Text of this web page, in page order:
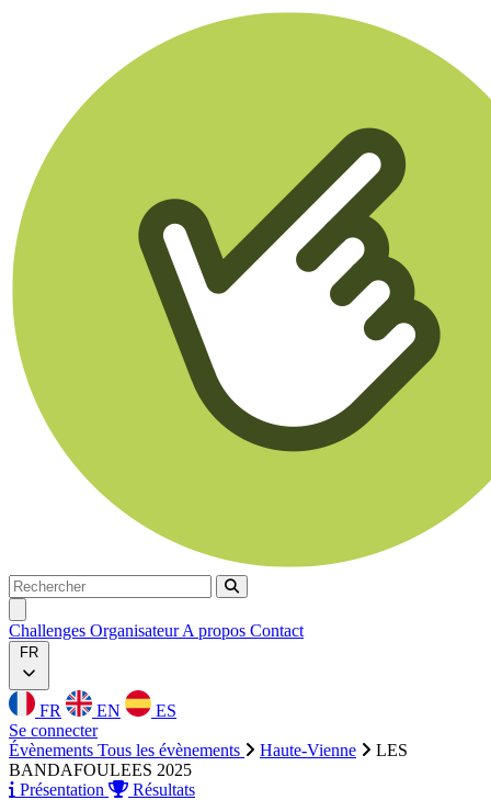
Rechercher
Rechercher
Challenges OrganisateurA propos Contact
FR
FR EN
ES
Se connecter
Évènements Tous les évènements Haute-Vienne
LES
BANDAFOULEES 2025
Présentation
Résultats